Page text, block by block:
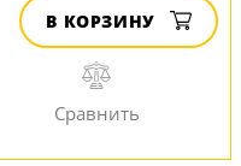
В КОРЗИНУ